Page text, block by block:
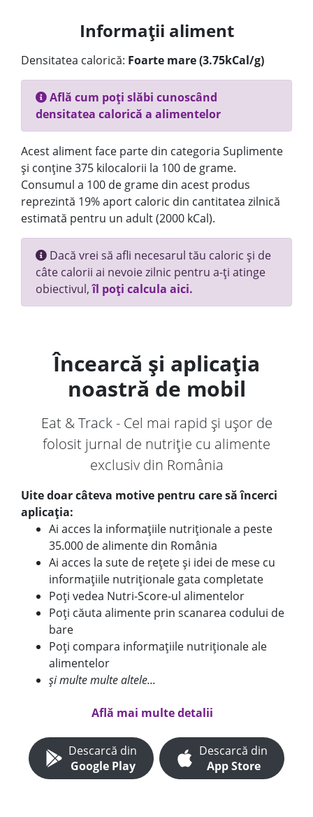
Informații aliment
Densitatea calorică: Foarte mare (3.75kCal/g)
Află cum poți slăbi cunoscând
densitatea calorică a alimentelor
Acest aliment face parte din categoria Suplimente
și conține 375 kilocalorii la 100 de grame.
Consumul a 100 de grame din acest produs
reprezintă 19% aport caloric din cantitatea zilnică
estimată pentru un adult (2000 kCal).
Dacă vrei să afli necesarul tău caloric și de
câte calorii ai nevoie zilnic pentru a-ți atinge
obiectivul,îl poți calcula aici.
Încearcă și aplicația
noastră de mobil
Eat & Track - Cel mai rapid și ușor de
folosit jurnal de nutriție cu alimente
exclusiv din România
Uite doar câteva motive pentru care să încerci
aplicația:
Ai acces la informațiile nutriționale a peste
35.000 de alimente din România
Ai acces la sute de rețete și idei de mese cu
informațiile nutriționale gata completate
Poți vedea Nutri-Score-ul alimentelor
Poți căuta alimente prin scanarea codului de
bare
Poți compara informațiile nutriționale ale
alimentelor
și multe multe altele...
Află mai multe detalii
Descarcă din
Google Play
Descarcă din
App Store